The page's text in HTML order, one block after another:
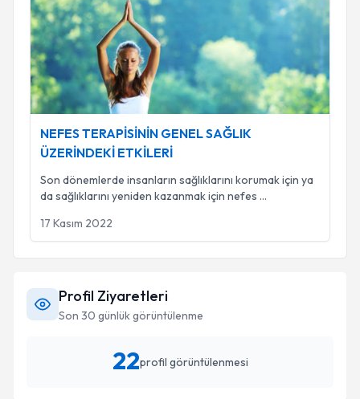
NEFES TERAPİSİNİN GENEL SAĞLIK
ÜZERİNDEKİ ETKİLERİ
Son dönemlerde insanların sağlıklarını korumak için ya
da sağlıklarını yeniden kazanmak için nefes ...
17 Kasım 2022
Profil Ziyaretleri
Son 30 günlük görüntülenme
22profil görüntülenmesi